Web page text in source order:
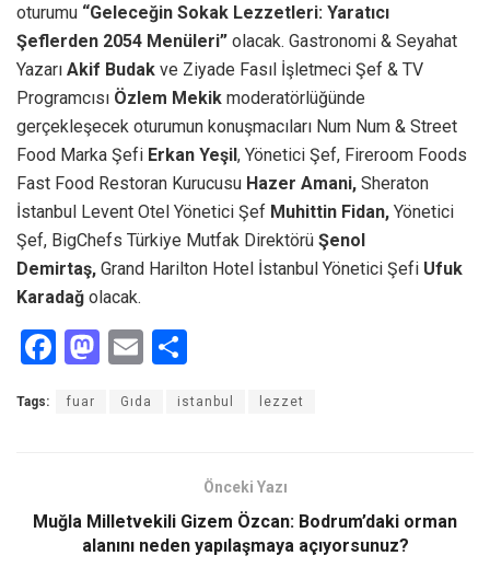
oturumu “Geleceğin Sokak Lezzetleri: Yaratıcı
Şeflerden 2054 Menüleri” olacak. Gastronomi & Seyahat
Yazarı Akif Budak ve Ziyade Fasıl İşletmeci Şef & TV
Programcısı Özlem Mekik moderatörlüğünde
gerçekleşecek oturumun konuşmacıları Num Num & Street
Food Marka Şefi Erkan Yeşil, Yönetici Şef, Fireroom Foods
Fast Food Restoran Kurucusu Hazer Amani, Sheraton
İstanbul Levent Otel Yönetici Şef Muhittin Fidan, Yönetici
Şef, BigChefs Türkiye Mutfak Direktörü Şenol
Demirtaş, Grand Harilton Hotel İstanbul Yönetici Şefi Ufuk
Karadağ olacak.
F
ce
o
M
st
o
n
E
ail
ar
Tags: fuar Gıda istanbul lezzet
Önceki Yazı
Muğla Milletvekili Gizem Özcan: Bodrum’daki orman
alanını neden yapılaşmaya açıyorsunuz?